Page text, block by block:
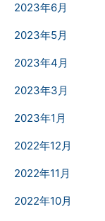
2023年6月
2023年5月
2023年4月
2023年3月
2023年1月
2022年12月
2022年11月
2022年10月